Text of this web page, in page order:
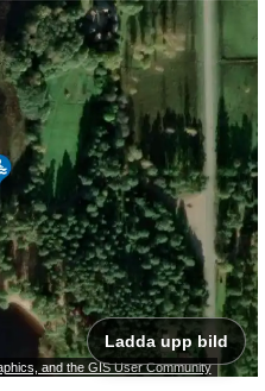
and the GIS User Community
Ladda upp bild